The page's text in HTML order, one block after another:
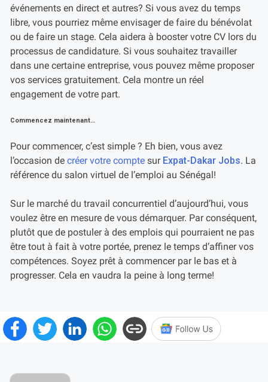
événements en direct et autres? Si vous avez du temps
libre, vous pourriez même envisager de faire du bénévolat
ou de faire un stage. Cela aidera à booster votre CV lors du
processus de candidature. Si vous souhaitez travailler
dans une certaine entreprise, vous pouvez même proposer
vos services gratuitement. Cela montre un réel
engagement de votre part.
Commencez maintenant…
Pour commencer, c’est simple ? Eh bien, vous avez
l’occasion de créer votre compte sur Expat-Dakar Jobs. La
référence du salon virtuel de l’emploi au Sénégal!
Sur le marché du travail concurrentiel d’aujourd’hui, vous
voulez être en mesure de vous démarquer. Par conséquent,
plutôt que de postuler à des emplois qui pourraient ne pas
être tout à fait à votre portée, prenez le temps d’affiner vos
compétences. Soyez prêt à commencer par le bas et à
progresser. Cela en vaudra la peine à long terme!